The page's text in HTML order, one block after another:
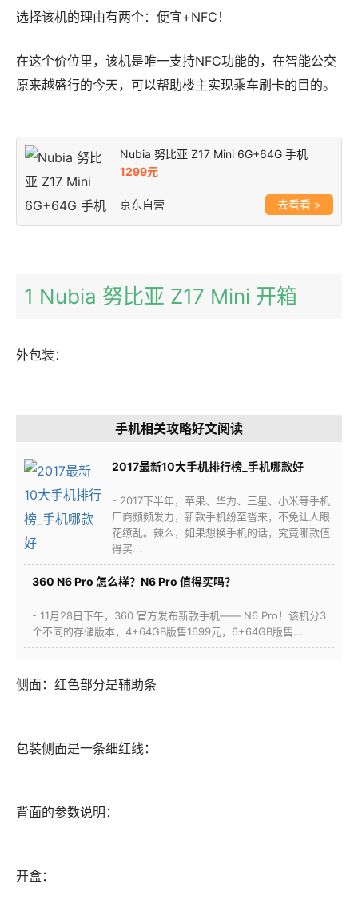
选择该机的理由有两个：便宜+NFC！
在这个价位里，该机是唯一支持NFC功能的，在智能公交
原来越盛行的今天，可以帮助楼主实现乘车刷卡的目的。
Nubia 努比亚 Z17 Mini 6G+64G 手机
1299元
京东自营 >
1 Nubia 努比亚 Z17 Mini 开箱
外包装：
手机相关攻略好文阅读
2017最新10大手机排行榜_手机哪款好
- 2017下半年，苹果、华为、三星、小米等手机
厂商频频发力，新款手机纷至沓来，不免让人眼
花缭乱。辣么，如果想换手机的话，究竟哪款值
得买...
360 N6 Pro 怎么样？N6 Pro 值得买吗？
- 11月28日下午，360 官方发布新款手机—— N6 Pro！该机分3
个不同的存储版本，4+64GB版售1699元，6+64GB版售...
侧面：红色部分是辅助条
包装侧面是一条细红线：
背面的参数说明：
开盒：